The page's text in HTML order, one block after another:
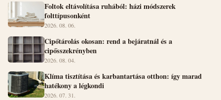
Foltok eltávolítása ruhából: házi módszerek
folttípusonként
2026. 08. 06.
Cipőtárolás okosan: rend a bejáratnál és a
cipősszekrényben
2026. 08. 04.
Klíma tisztítása és karbantartása otthon: így marad
hatékony a légkondi
2026. 07. 31.